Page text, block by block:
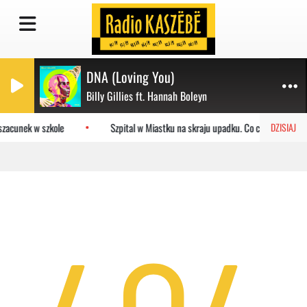
DNA (Loving You)
Billy Gillies ft. Hannah Boleyn
DZISIAJ
w szkole Szpital w Miastku na skraju upadku. Co czeka